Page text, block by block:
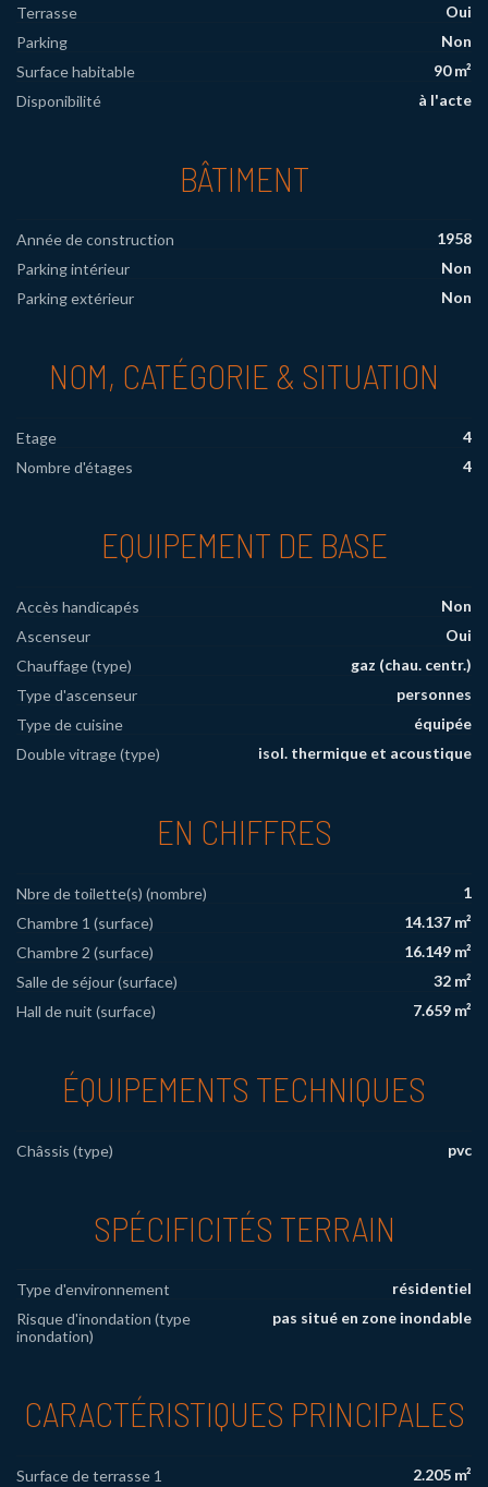
Terrasse
Oui
Parking
Non
Surface habitable
90 m²
Disponibilité
à l'acte
BÂTIMENT
Année de construction
1958
Parking intérieur
Non
Parking extérieur
Non
NOM, CATÉGORIE & SITUATION
Etage
4
Nombre d'étages
4
EQUIPEMENT DE BASE
Accès handicapés
Non
Ascenseur
Oui
Chauffage (type)
gaz (chau. centr.)
Type d'ascenseur
personnes
Type de cuisine
équipée
Double vitrage (type)
isol. thermique et acoustique
EN CHIFFRES
Nbre de toilette(s) (nombre)
1
Chambre 1 (surface)
14.137 m²
Chambre 2 (surface)
16.149 m²
Salle de séjour (surface)
32 m²
Hall de nuit (surface)
7.659 m²
ÉQUIPEMENTS TECHNIQUES
Châssis (type) pvc
SPÉCIFICITÉS TERRAIN
Type d'environnement
résidentiel
Risque d'inondation (type
inondation)
pas situé en zone inondable
CARACTÉRISTIQUES PRINCIPALES
Surface de terrasse 1 2.205 m²